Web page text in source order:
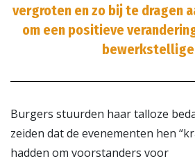
vergroten en zo bij te dragen
om een positieve
Burgers stuurden haar talloze
zeiden dat de evenementen hen
hadden om voorstanders voor